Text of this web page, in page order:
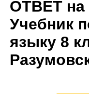
ОТВЕТ на
Учебник
языку 8